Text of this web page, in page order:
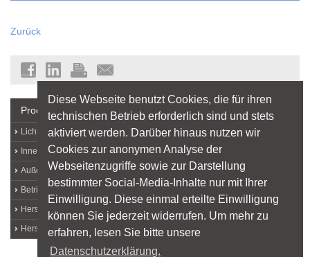
Zurück
Produkte + Hersteller
Lichtquellen
Innenleuchten
Außenleuchten
Betriebs- und Messgeräte
Hersteller von A bis Z
Hersteller-Login
Diese Webseite benutzt Cookies, die für ihren
technischen Betrieb erforderlich sind und stets
aktiviert werden. Darüber hinaus nutzen wir
Cookies zur anonymen Analyse der
Webseitenzugriffe sowie zur Darstellung
bestimmter Social-Media-Inhalte nur mit Ihrer
Einwilligung. Diese einmal erteilte Einwilligung
können Sie jederzeit widerrufen. Um mehr zu
erfahren, lesen Sie bitte unsere
Datenschutzerklärung.